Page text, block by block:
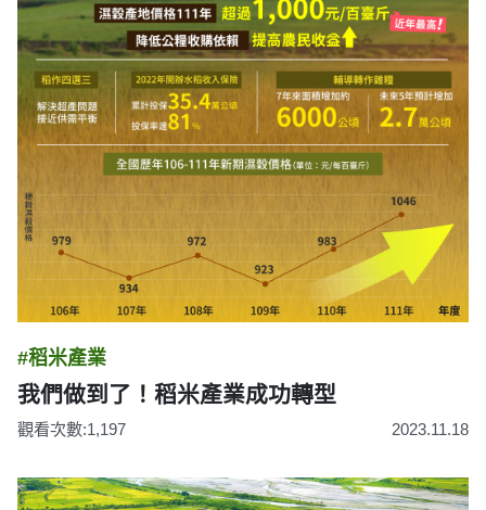
#稻米產業
我們做到了！稻米產業成功轉型
觀看次數:1,197 2023.11.18